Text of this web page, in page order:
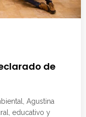
de
Agustina
educativo y